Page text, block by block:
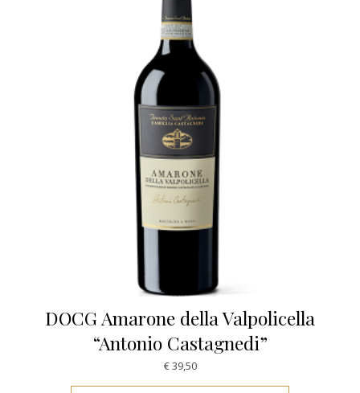
DOCG Amarone della Valpolicella
“Antonio Castagnedi”
€39,50